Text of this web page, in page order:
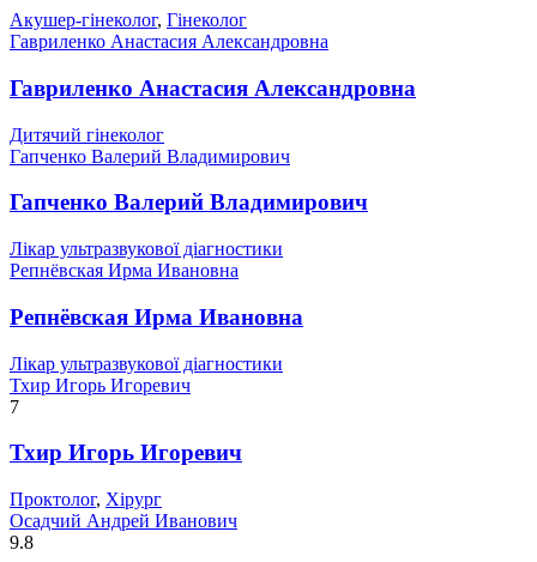
Акушер-гінеколог, Гінеколог
Гавриленко Анастасия Александровна
Гавриленко Анастасия Александровна
Дитячий гінеколог
Гапченко Валерий Владимирович
Гапченко Валерий Владимирович
Лікар ультразвукової діагностики
Репнёвская Ирма Ивановна
Репнёвская Ирма Ивановна
Лікар ультразвукової діагностики
Тхир Игорь Игоревич
7
Тхир Игорь Игоревич
Проктолог, Хірург
Осадчий Андрей Иванович
9.8